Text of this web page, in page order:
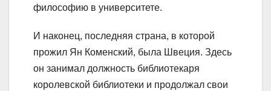
философию в университете.
И наконец, последняя страна, в которой
прожил Ян Коменский, была Швеция. Здесь
он занимал должность библиотекаря
королевской библиотеки и продолжал свои